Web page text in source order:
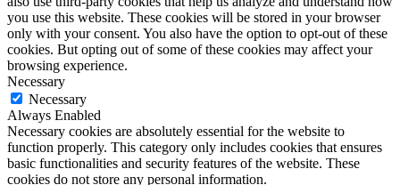
you use this website. These cookies will be stored in your browser
only with your consent. You also have the option to opt-out of these
cookies. But opting out of some of these cookies may affect your
browsing experience.
Necessary
Necessary
Always Enabled
Necessary cookies are absolutely essential for the website to
function properly. This category only includes cookies that ensures
basic functionalities and security features of the website. These
cookies do not store any personal information.